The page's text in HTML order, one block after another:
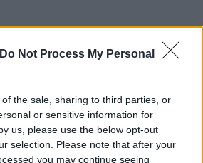
Do Not Process My Personal
the sale, sharing to third parties, or
or sensitive information for
us, please use the below opt-out
selection. Please note that after your
you may continue seeing
»
su 10